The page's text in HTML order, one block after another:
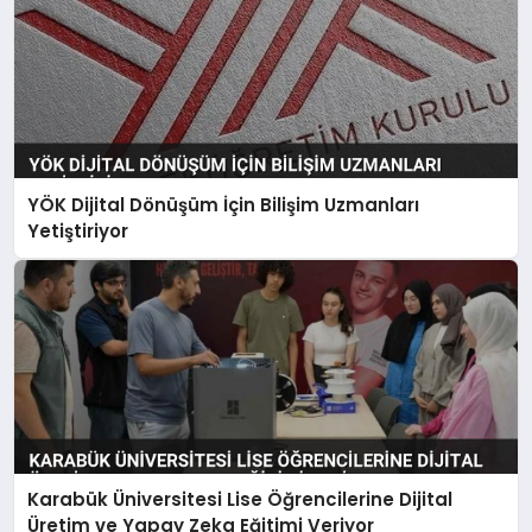
YÖK Dijital Dönüşüm İçin Bilişim Uzmanları
Yetiştiriyor
Karabük Üniversitesi Lise Öğrencilerine Dijital
Üretim ve Yapay Zeka Eğitimi Veriyor